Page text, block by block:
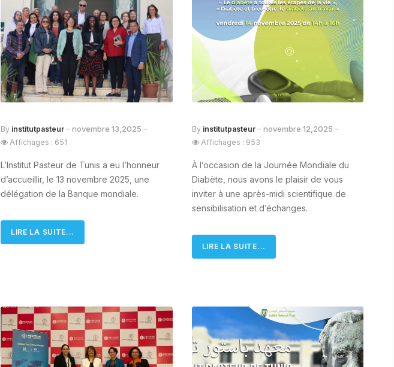
By institutpasteur novembre 13,2025
Affichages : 651
L’Institut Pasteur de Tunis a eu l’honneur
d’accueillir, le 13 novembre 2025, une
délégation de la Banque mondiale.
LIRE LA SUITE...
By institutpasteur novembre 12,2025
Affichages : 953
À l’occasion de la Journée Mondiale du
Diabète, nous avons le plaisir de vous
inviter à une après-midi scientifique de
sensibilisation et d’échanges.
LIRE LA SUITE...